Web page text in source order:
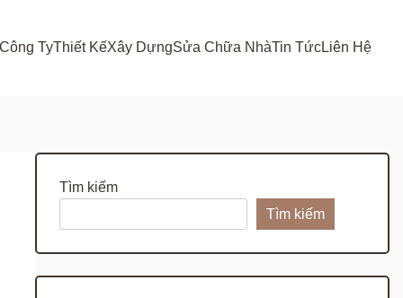
TyThiết KếXây DựngSửa Chữa NhàTin TứcLiên Hệ
Tìm kiếm
Tìm kiếm